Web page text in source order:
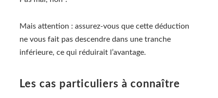
Mais attention : assurez-vous que cette déduction
ne vous fait pas descendre dans une tranche
inférieure, ce qui réduirait l’avantage.
Les cas particuliers à connaître